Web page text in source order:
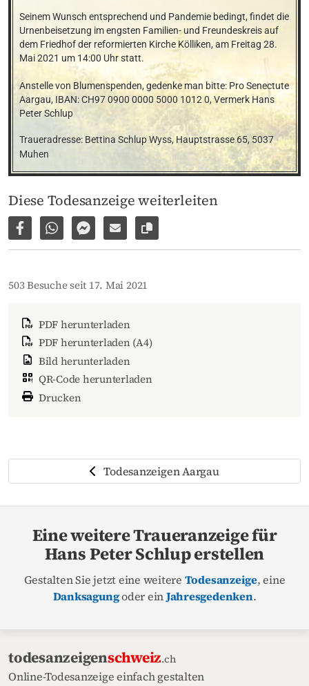
Seinem Wunsch entsprechend und Pandemie bedingt, findet die
Urnenbeisetzung im engsten Familien- und Freundeskreis auf
dem Friedhof der reformierten Kirche Kölliken, am Freitag 28.
Mai 2021 um 14:00 Uhr statt.
Anstelle von Blumenspenden, gedenke man bitte: Pro Senectute
Aargau, IBAN: CH97 0900 0000 5000 1012 0, Vermerk Hans
Peter Schlup
Traueradresse: Bettina Schlup Wyss, Hauptstrasse 65, 5037
Muhen
Diese Todesanzeige weiterleiten
Auf Facebook teilen
Per WhatsApp weiterleiten
Per Facebook Messenger weiterleiten
Per E-Mail versenden
Link zur Seite kopieren
503 Besuche seit 17. Mai 2021
PDF herunterladen
PDF herunterladen (A4)
Bild herunterladen
QR-Code herunterladen
Drucken
Todesanzeigen Aargau
Eine weitere Traueranzeige für
Hans Peter Schlup erstellen
Gestalten Sie jetzt eine weitere Todesanzeige, eine
Danksagungoder einJahresgedenken.
todesanzeigenschweiz.ch
Online-Todesanzeige einfach gestalten